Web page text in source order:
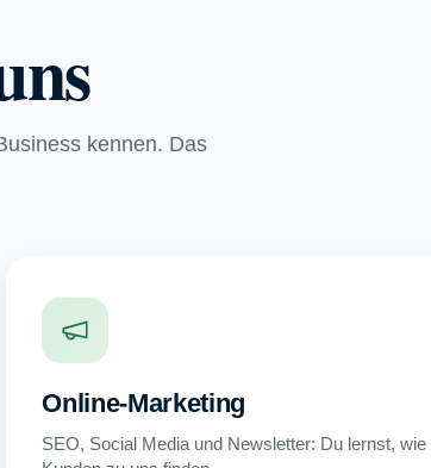
kennen. Das
Online-Marketing
SEO, Social Media und Newsletter: Du lernst, wie